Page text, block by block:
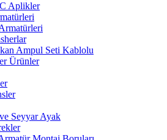
Aplikler
Ampul Seti Kablolu
Ürünler
Seyyar Ayak